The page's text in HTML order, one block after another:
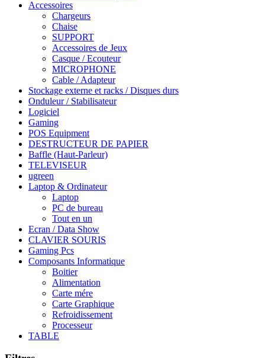
Accessoires
Chargeurs
Chaise
SUPPORT
Accessoires de Jeux
Casque / Ecouteur
MICROPHONE
Cable / Adapteur
Stockage externe et racks / Disques durs
Onduleur / Stabilisateur
Logiciel
Gaming
POS Equipment
DESTRUCTEUR DE PAPIER
Baffle (Haut-Parleur)
TELEVISEUR
ugreen
Laptop & Ordinateur
Laptop
PC de bureau
Tout en un
Ecran / Data Show
CLAVIER SOURIS
Gaming Pcs
Composants Informatique
Boitier
Alimentation
Carte mére
Carte Graphique
Refroidissement
Processeur
TABLE